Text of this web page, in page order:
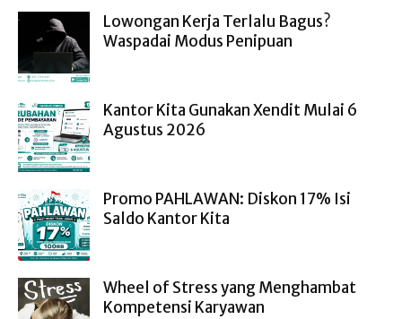
Lowongan Kerja Terlalu Bagus?
Waspadai Modus Penipuan
Kantor Kita Gunakan Xendit Mulai 6
Agustus 2026
Promo PAHLAWAN: Diskon 17% Isi
Saldo Kantor Kita
Wheel of Stress yang Menghambat
Kompetensi Karyawan